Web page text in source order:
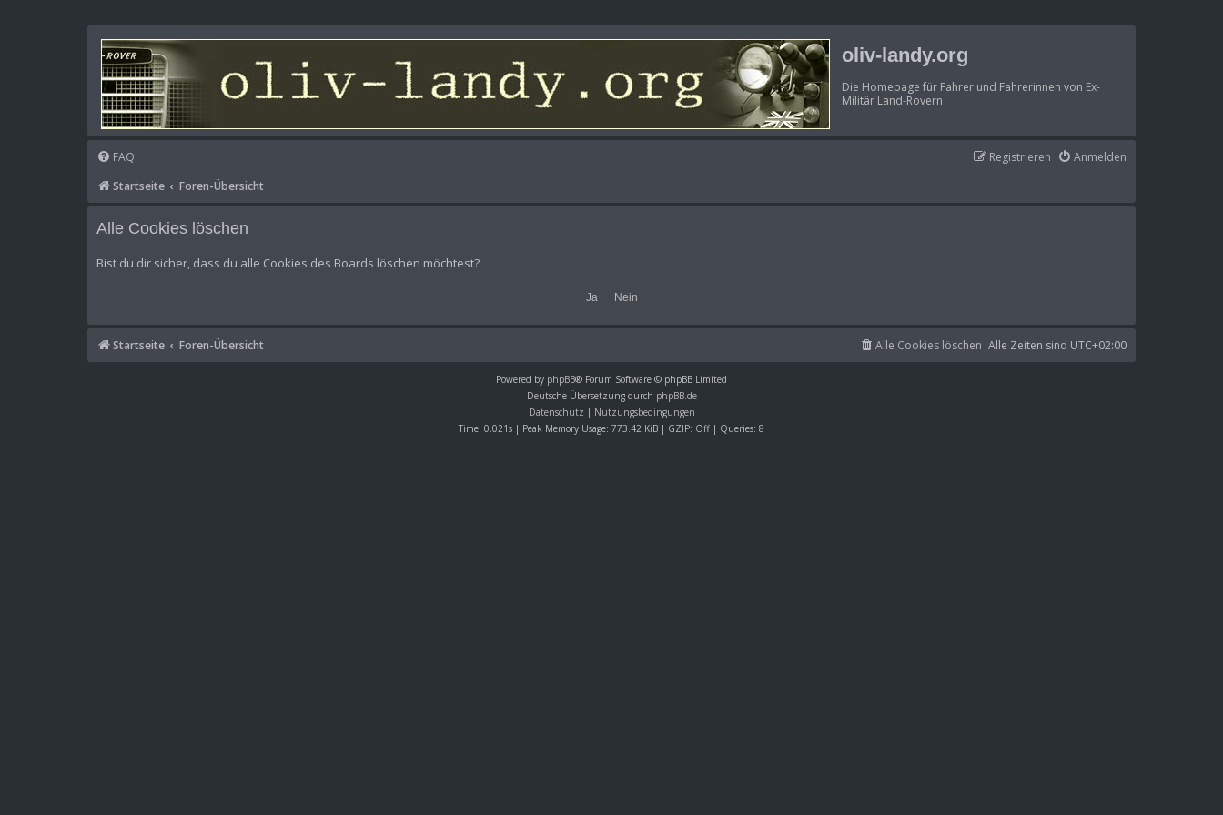
oliv-landy.org
Die Homepage für Fahrer und Fahrerinnen von Ex-
Militär Land-Rovern
FAQ Anmelden
Registrieren
Startseite
Foren-Übersicht
Alle Cookies löschen
Bist du dir sicher, dass du alle Cookies des Boards löschen möchtest?
Startseite Foren-Übersicht Alle Zeiten sind UTC+02:00
Alle Cookies löschen
Powered by phpBB® Forum Software © phpBB Limited
Deutsche Übersetzung durch phpBB.de
Datenschutz | Nutzungsbedingungen
Time: 0.021s | Peak Memory Usage: 773.42 KiB | GZIP: Off | Queries: 8